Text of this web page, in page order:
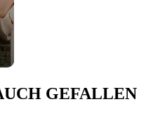
GEFALLEN